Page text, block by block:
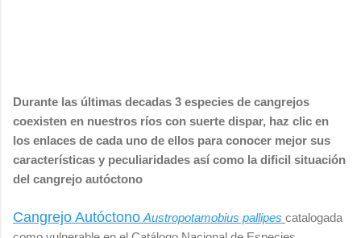
Durante las últimas decadas 3 especies de cangrejos
coexisten en nuestros ríos con suerte dispar, haz clic en
los enlaces de cada uno de ellos para conocer mejor sus
características y peculiaridades así como la dificil situación
del cangrejo autóctono
Cangrejo Autóctono Austropotamobius pallipes catalogada